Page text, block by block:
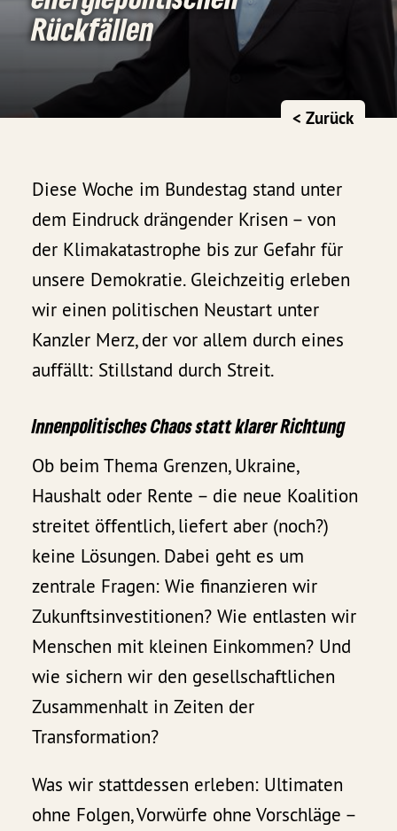
Rückfällen
< Zurück
Diese Woche im Bundestag stand unter
dem Eindruck drängender Krisen – von
der Klimakatastrophe bis zur Gefahr für
unsere Demokratie. Gleichzeitig erleben
wir einen politischen Neustart unter
Kanzler Merz, der vor allem durch eines
auffällt: Stillstand durch Streit.
Innenpolitisches Chaos statt klarer Richtung
Ob beim Thema Grenzen, Ukraine,
Haushalt oder Rente – die neue Koalition
streitet öffentlich, liefert aber (noch?)
keine Lösungen. Dabei geht es um
zentrale Fragen: Wie finanzieren wir
Zukunftsinvestitionen? Wie entlasten wir
Menschen mit kleinen Einkommen? Und
wie sichern wir den gesellschaftlichen
Zusammenhalt in Zeiten der
Transformation?
Was wir stattdessen erleben: Ultimaten
ohne Folgen, Vorwürfe ohne Vorschläge –